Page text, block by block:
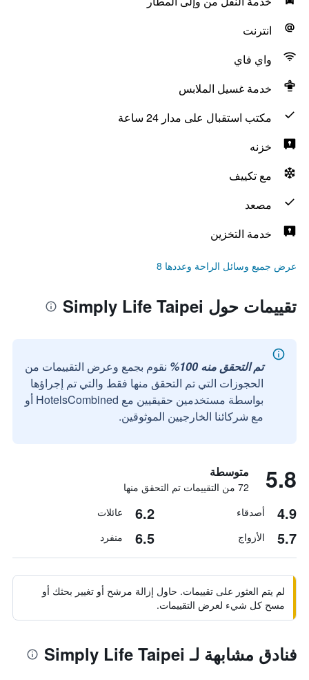
انترنت
واي فاي
خدمة غسيل الملابس
مكتب استقبال على مدار 24 ساعة
خزنه
مع تكييف
مصعد
خدمة التخزين
عرض جميع وسائل الراحة وعددها 8
تقييمات حول Simply Life Taipei
تم التحقق منه 100%
نقوم بجمع وعرض التقييمات من
الحجوزات التي تم التحقق منها فقط والتي تم إجراؤها
بواسطة مستخدمين حقيقيين مع HotelsCombined أو
مع شركائنا الخارجيين الموثوقين.
5.8 متوسطة
72 من التقييمات تم التحقق منها
4.9 أصدقاء 6.2 عائلات
5.7 الأزواج 6.5 منفرد
لم يتم العثور على تقييمات. حاول إزالة مرشح أو تغيير بحثك أو
مسح كل شيء لعرض التقييمات.
فنادق مشابهة لـ Simply Life Taipei